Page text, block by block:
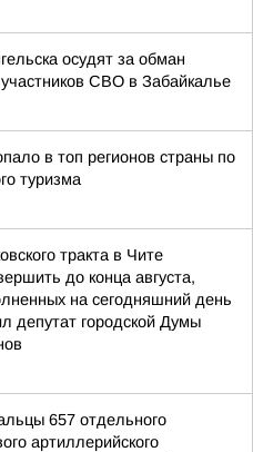
осудят за обман
СВО в Забайкалье
в топ регионов страны по
туризма
тракта в Чите
до конца августа,
на сегодняшний день
депутат городской Думы
657 отдельного
артиллерийского